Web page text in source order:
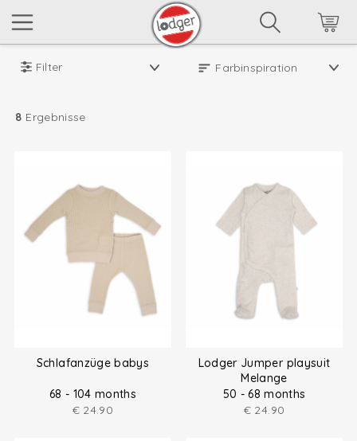
Filter
8 Ergebnisse
Schlafanzüge babys
68 - 104 months
€ 24.90
Lodger Jumper playsuit
Melange
50 - 68 months
€ 24.90